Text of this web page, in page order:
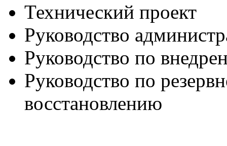
Технический проект
Руководство
Руководство по
Руководство по
восстановлению